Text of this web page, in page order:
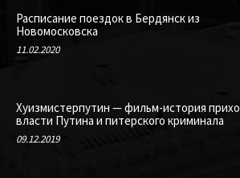
Расписание поездок в Бердянск из
Новомосковска
11.02.2020
Хуизмистерпутин — фильм-история
власти Путина и питерского криминала
09.12.2019